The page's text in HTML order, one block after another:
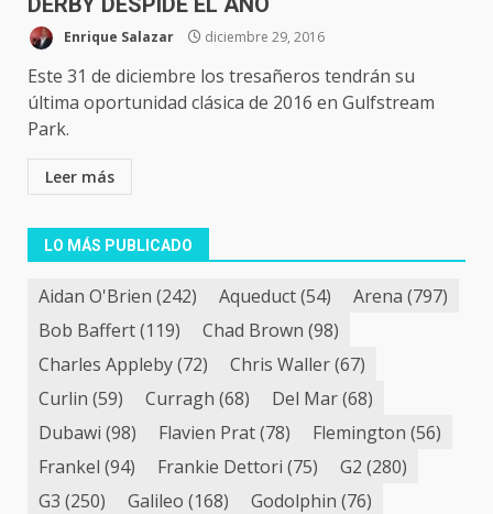
Enrique Salazar diciembre 29, 2016
Este 31 de diciembre los tresañeros tendrán su
última oportunidad clásica de 2016 en Gulfstream
Park.
Leer más
LO MÁS PUBLICADO
Aidan O'Brien (242) Aqueduct(54) Arena (797)
Bob Baffert(119) Chad Brown (98)
Charles Appleby(72) Chris Waller(67)
Curlin (59) Curragh (68) Del Mar(68)
Dubawi (98) Flavien Prat(78) Flemington (56)
Frankel (94) Frankie Dettori (75) G2 (280)
G3 (250) Galileo (168) Godolphin (76)